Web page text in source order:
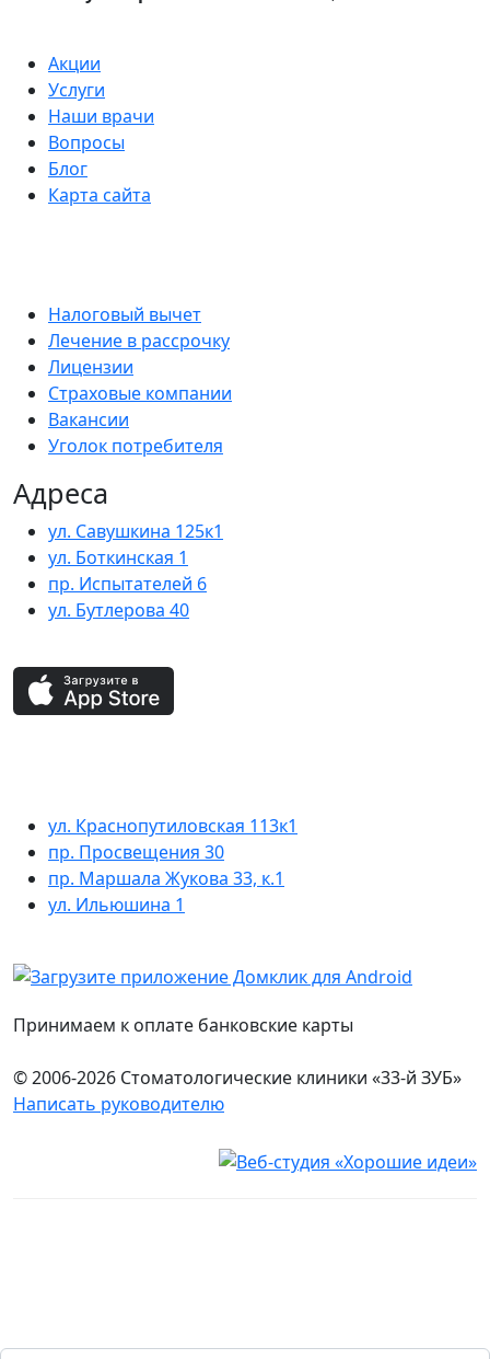
Акции
Услуги
Наши врачи
Вопросы
Блог
Карта сайта
Налоговый вычет
Лечение в рассрочку
Лицензии
Страховые компании
Вакансии
Уголок потребителя
Адреса
ул. Савушкина 125к1
ул. Боткинская 1
пр. Испытателей 6
ул. Бутлерова 40
ул. Краснопутиловская 113к1
пр. Просвещения 30
пр. Маршала Жукова 33, к.1
ул. Ильюшина 1
Принимаем к оплате банковские карты
© 2006-2026 Стоматологические клиники «33-й ЗУБ»
Написать руководителю